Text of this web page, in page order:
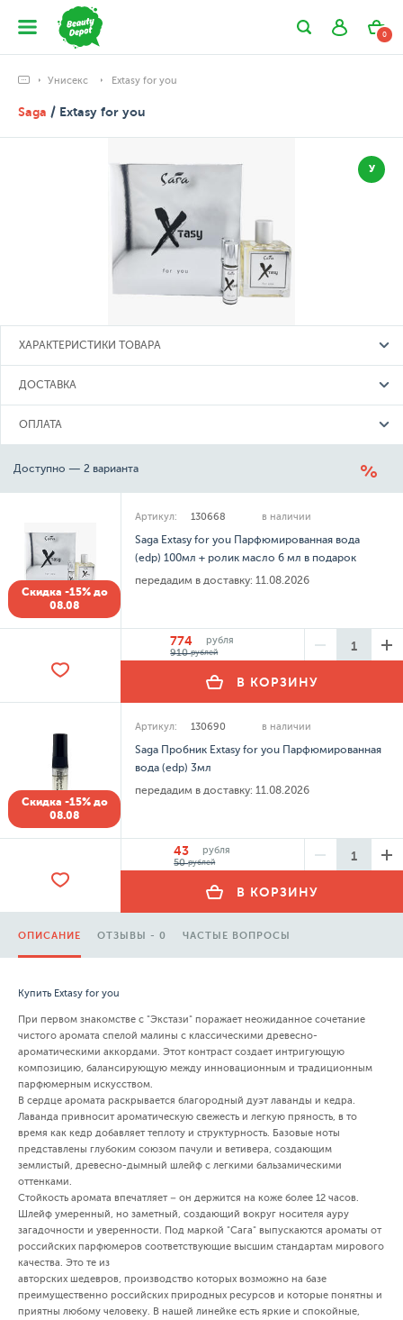
0
Унисекс Extasy for you
Saga / Extasy for you
У
ХАРАКТЕРИСТИКИ ТОВАРА
ДОСТАВКА
ОПЛАТА
Доступно — 2 варианта
Скидка -15% до
08.08
Артикул: 130668 в наличии
Saga Extasy for you Парфюмированная вода
(edp) 100мл + ролик масло 6 мл в подарок
передадим в доставку: 11.08.2026
774
рубля
910рублей
В КОРЗИНУ
Скидка -15% до
08.08
Артикул: 130690 в наличии
Saga Пробник Extasy for you Парфюмированная
вода (edp) 3мл
передадим в доставку: 11.08.2026
43
рубля
50рублей
В КОРЗИНУ
ОПИСАНИЕ ОТЗЫВЫ - 0 ЧАСТЫЕ ВОПРОСЫ
Купить Extasy for you
При первом знакомстве с "Экстази" поражает неожиданное сочетание
чистого аромата спелой малины с классическими древесно-
ароматическими аккордами. Этот контраст создает интригующую
композицию, балансирующую между инновационным и традиционным
парфюмерным искусством.
В сердце аромата раскрывается благородный дуэт лаванды и кедра.
Лаванда привносит ароматическую свежесть и легкую пряность, в то
время как кедр добавляет теплоту и структурность. Базовые ноты
представлены глубоким союзом пачули и ветивера, создающим
землистый, древесно-дымный шлейф с легкими бальзамическими
оттенками.
Стойкость аромата впечатляет – он держится на коже более 12 часов.
Шлейф умеренный, но заметный, создающий вокруг носителя ауру
загадочности и уверенности. Под маркой "Сага" выпускаются ароматы от
российских парфюмеров соответствующие высшим стандартам мирового
качества. Это те из
авторских шедевров, производство которых возможно на базе
преимущественно российских природных ресурсов и которые понятны и
приятны любому человеку. В нашей линейке есть яркие и спокойные,